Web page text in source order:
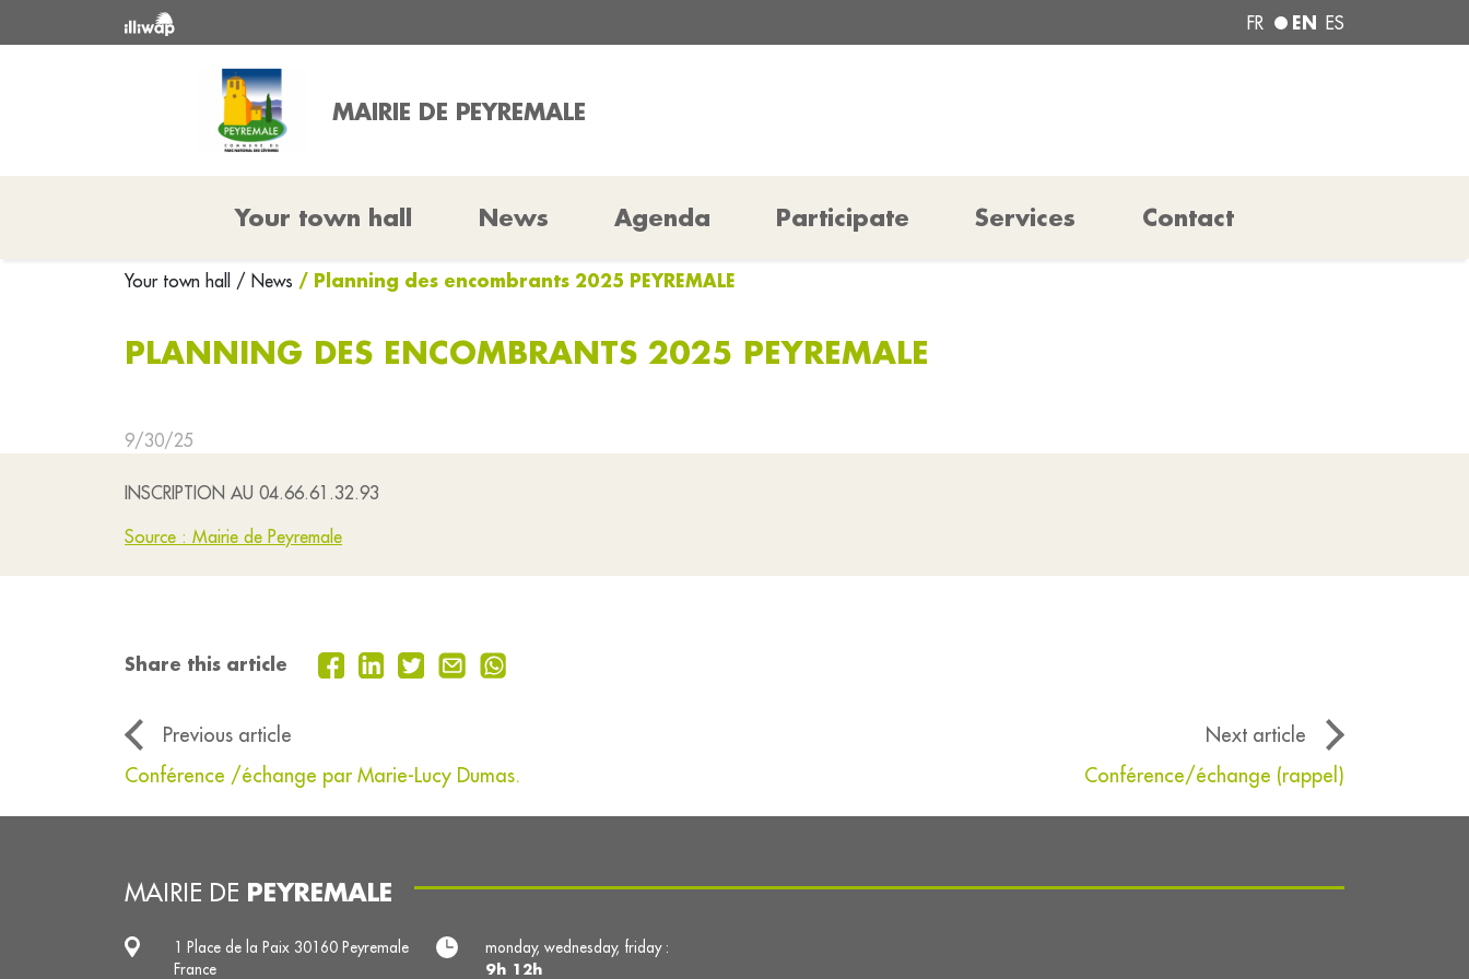
FR EN ES
MAIRIE DE PEYREMALE
Your town hall News Agenda Participate Services Contact
Your town hall / News / Planning des encombrants 2025 PEYREMALE
PLANNING DES ENCOMBRANTS 2025 PEYREMALE
9/30/25
INSCRIPTION AU 04.66.61.32.93
Source : Mairie de Peyremale
Share this article
Previous article
Next article
Conférence /échange par Marie-Lucy Dumas.
Conférence/échange (rappel)
MAIRIE DE PEYREMALE
1 Place de la Paix 30160 Peyremale
France
monday, wednesday, friday :
9h 12h